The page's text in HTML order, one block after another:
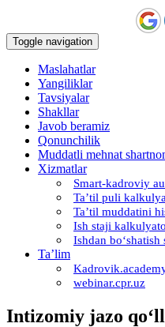
Toggle navigation
Maslahatlar
Yangiliklar
Tavsiyalar
Shakllar
Javob beramiz
Qonunchilik
Muddatli mehnat
Xizmatlar
Smart-kadroviy
Ta’til puli
Ta’til muddatini
Ish staji
Ishdan
Ta’lim
webinar.cpr.uz
Intizomiy jazo